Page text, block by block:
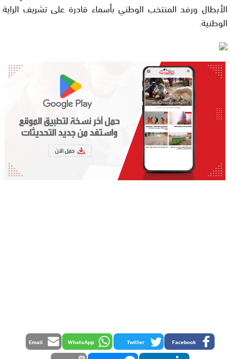
الأبطال ورفد المنتخب الوطني بأسماء قادرة على تشريف الراية
الوطنية.
Facebook
Twitter
WhatsApp
Email